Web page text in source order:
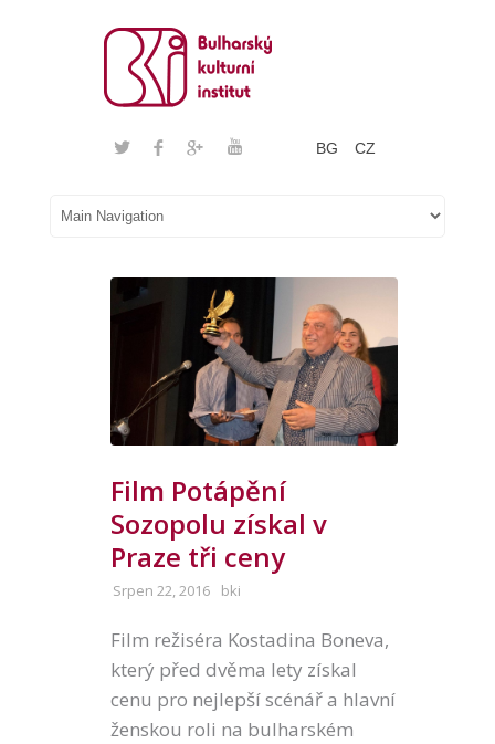
BG CZ
Film Potápění
Sozopolu získal v
Praze tři ceny
Srpen 22, 2016 bki
Film režiséra Kostadina Boneva,
který před dvěma lety získal
cenu pro nejlepší scénář a hlavní
ženskou roli na bulharském